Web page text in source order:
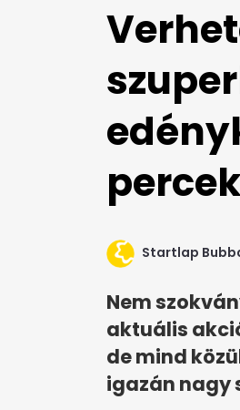
Startlap
Nem
aktuális
de mind
igazán nagy